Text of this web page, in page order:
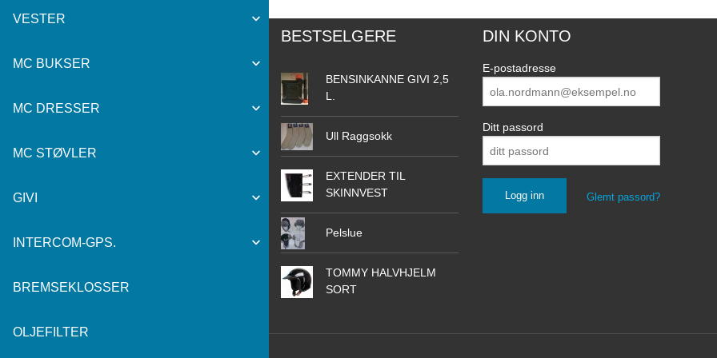
VESTER
MC BUKSER
MC DRESSER
MC STØVLER
GIVI
INTERCOM-GPS.
BREMSEKLOSSER
OLJEFILTER
BESTSELGERE
BENSINKANNE GIVI 2,5
L.
Ull Raggsokk
EXTENDER TIL
SKINNVEST
Pelslue
TOMMY HALVHJELM
SORT
DIN KONTO
E-postadresse
Ditt passord
Glemt passord?